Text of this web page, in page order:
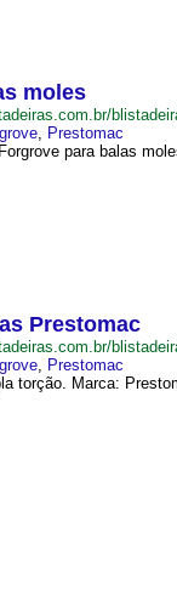
moles
, Prestomac
para balas
Prestomac
, Prestomac
torção. Marca: